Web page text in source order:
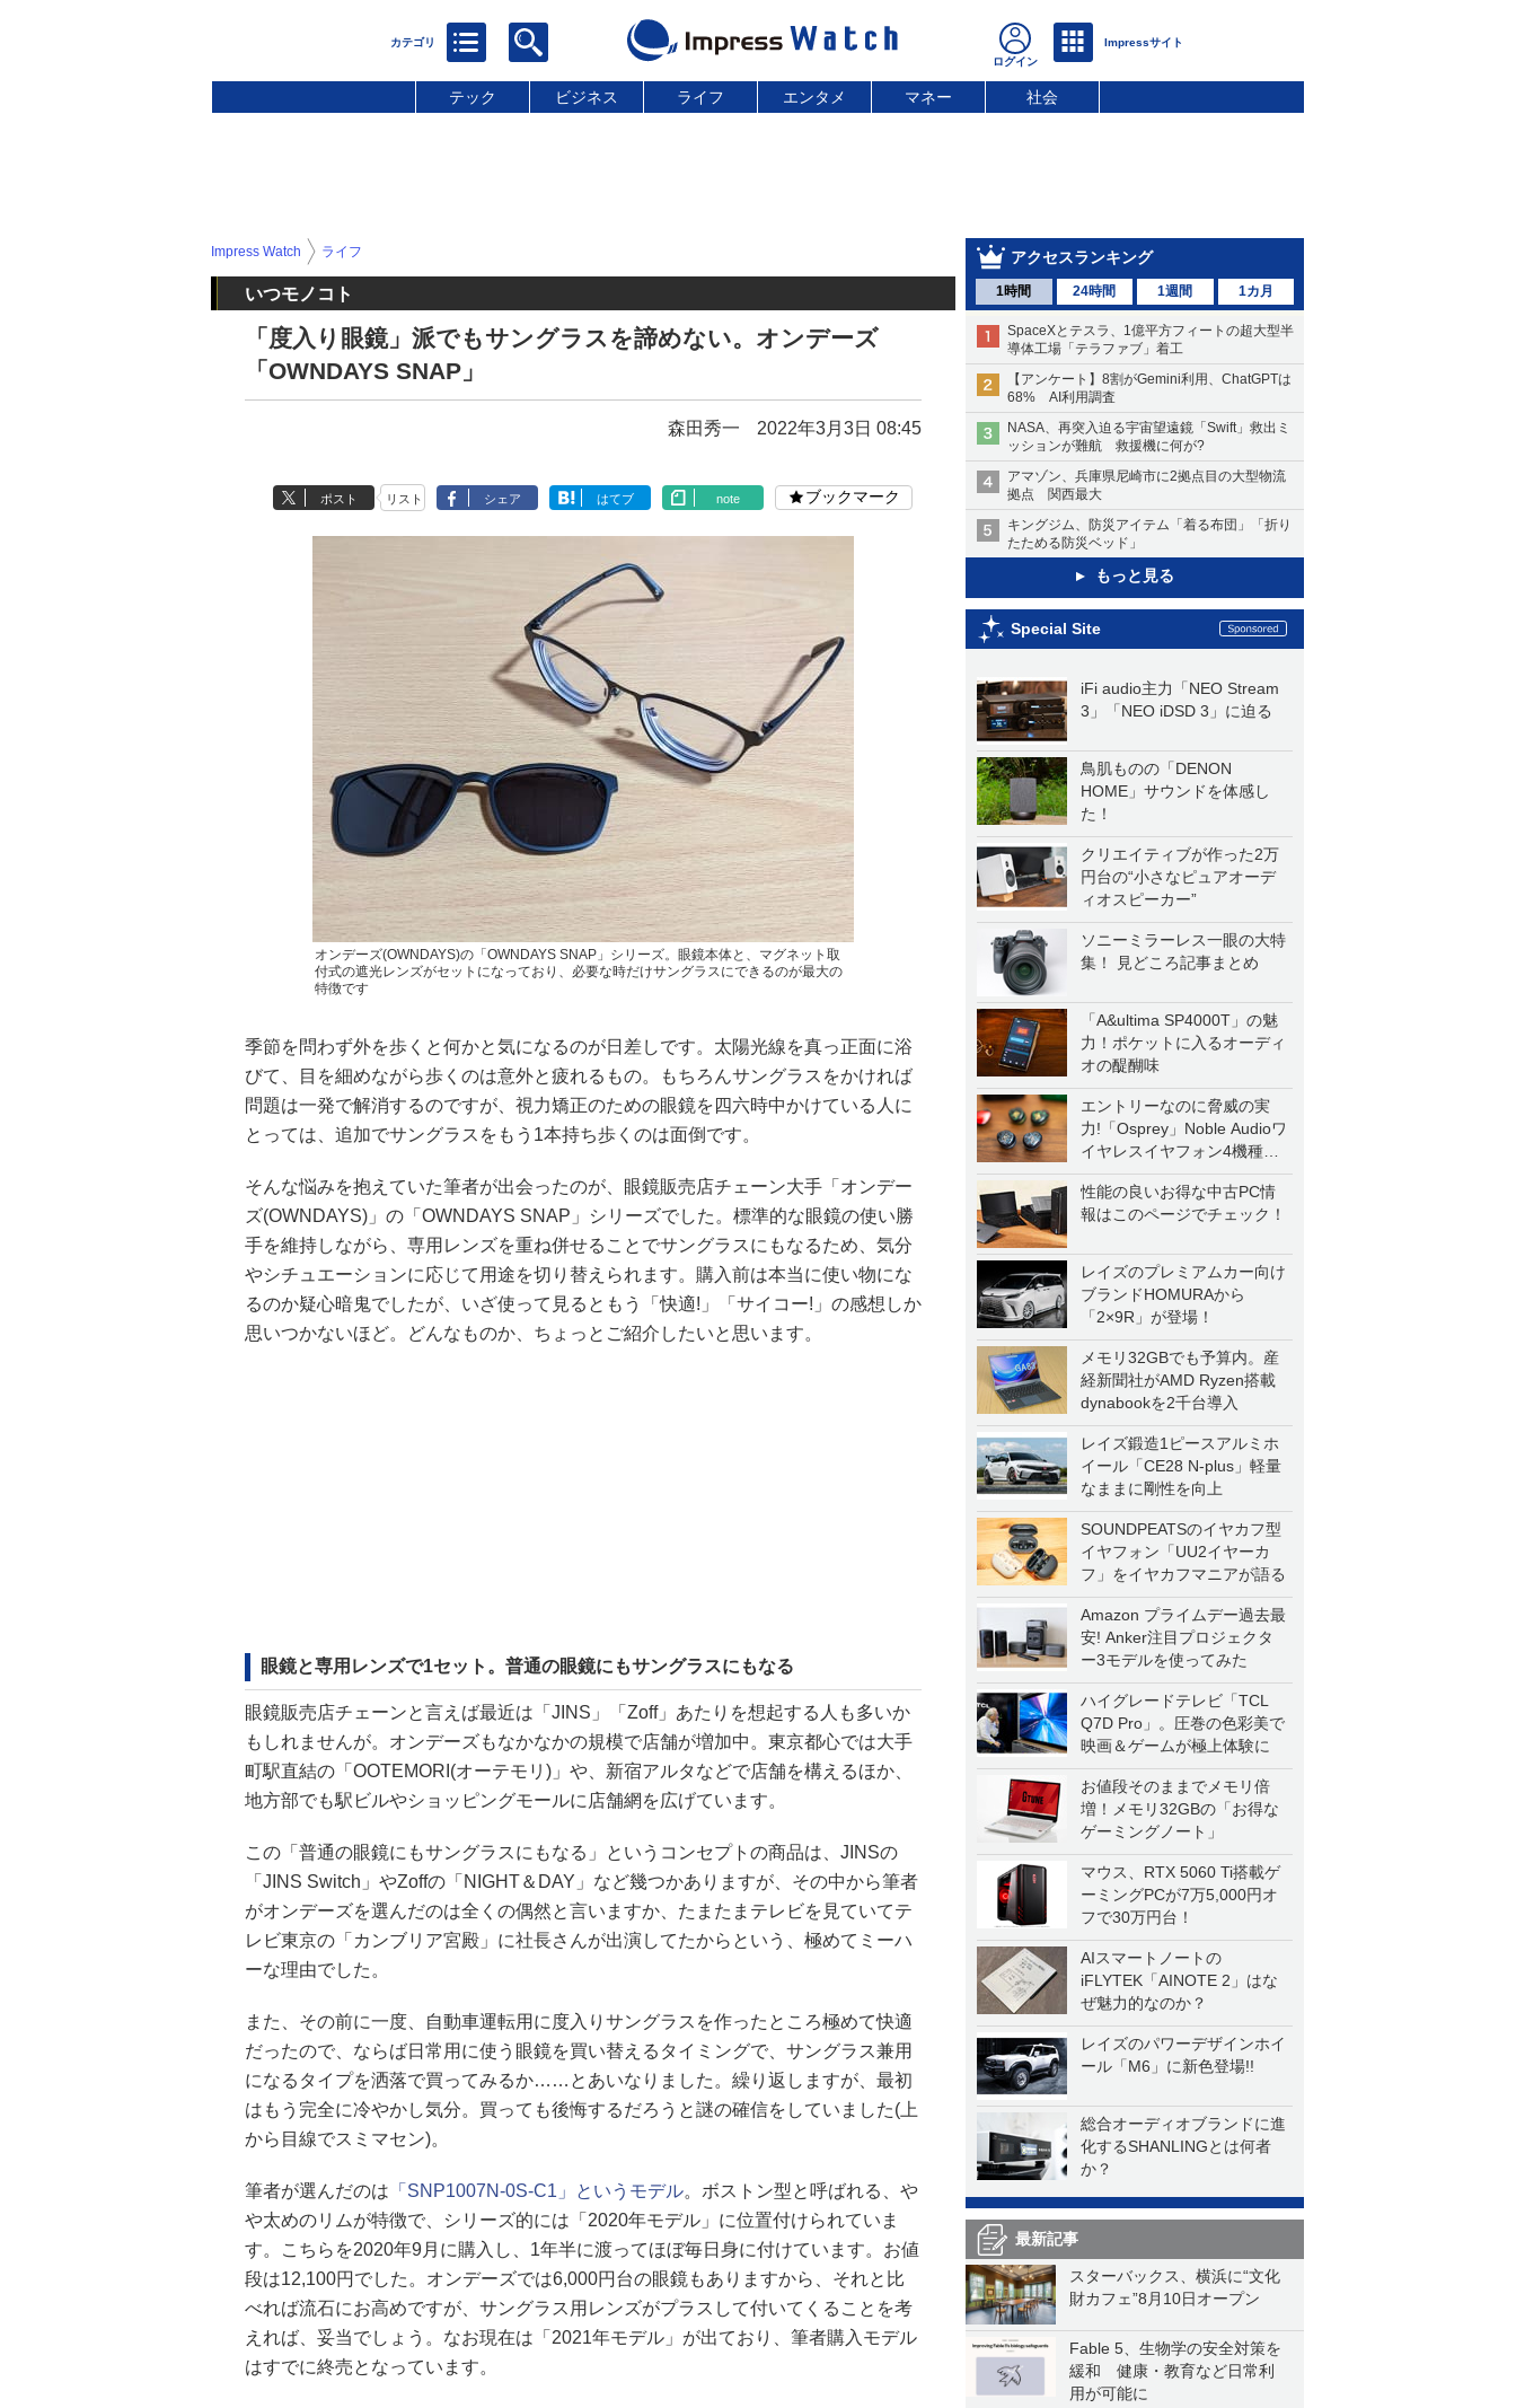
テック ビジネス ライフ エンタメ マネー 社会
アクセスランキング
1時間 24時間 1週間 1カ月
SpaceXとテスラ、1億平方フィートの超大型半
導体工場「テラファブ」着工
【アンケート】8割がGemini利用、ChatGPTは
68% AI利用調査
NASA、再突入迫る宇宙望遠鏡「Swift」救出ミ
ッションが難航 救援機に何が?
アマゾン、兵庫県尼崎市に2拠点目の大型物流
拠点 関西最大
キングジム、防災アイテム「着る布団」「折り
たためる防災ベッド」
もっと見る
Special Site
iFi audio主力「NEO Stream
3」「NEO iDSD 3」に迫る
鳥肌ものの「DENON
HOME」サウンドを体感し
た！
クリエイティブが作った2万
円台の“小さなピュアオーデ
ィオスピーカー”
ソニーミラーレス一眼の大特
集！ 見どころ記事まとめ
「A&ultima SP4000T」の魅
力！ポケットに入るオーディ
オの醍醐味
エントリーなのに脅威の実
力!「Osprey」Noble Audioワ
イヤレスイヤフォン4機種を
一気に聴く
性能の良いお得な中古PC情
報はこのページでチェック！
レイズのプレミアムカー向け
ブランドHOMURAから
「2×9R」が登場！
メモリ32GBでも予算内。産
経新聞社がAMD Ryzen搭載
dynabookを2千台導入
レイズ鍛造1ピースアルミホ
イール「CE28 N-plus」軽量
なままに剛性を向上
SOUNDPEATSのイヤカフ型
イヤフォン「UU2イヤーカ
フ」をイヤカフマニアが語る
Amazon プライムデー過去最
安! Anker注目プロジェクタ
ー3モデルを使ってみた
ハイグレードテレビ「TCL
Q7D Pro」。圧巻の色彩美で
映画＆ゲームが極上体験に
お値段そのままでメモリ倍
増！メモリ32GBの「お得な
ゲーミングノート」
マウス、RTX 5060 Ti搭載ゲ
ーミングPCが7万5,000円オ
フで30万円台！
AIスマートノートの
iFLYTEK「AINOTE 2」はな
ぜ魅力的なのか？
レイズのパワーデザインホイ
ール「M6」に新色登場!!
総合オーディオブランドに進
化するSHANLINGとは何者
か？
最新記事
スターバックス、横浜に“文化
財カフェ”8月10日オープン
Fable 5、生物学の安全対策を
緩和 健康・教育など日常利
用が可能に
Impress Watch ライフ
いつモノコト
「度入り眼鏡」派でもサングラスを諦めない。オンデーズ
「OWNDAYS SNAP」
森田秀一 2022年3月3日 08:45
ポスト リスト シェア はてブ note ブックマーク
オンデーズ(OWNDAYS)の「OWNDAYS SNAP」シリーズ。眼鏡本体と、マグネット取
付式の遮光レンズがセットになっており、必要な時だけサングラスにできるのが最大の
特徴です
季節を問わず外を歩くと何かと気になるのが日差しです。太陽光線を真っ正面に浴
びて、目を細めながら歩くのは意外と疲れるもの。もちろんサングラスをかければ
問題は一発で解消するのですが、視力矯正のための眼鏡を四六時中かけている人に
とっては、追加でサングラスをもう1本持ち歩くのは面倒です。
そんな悩みを抱えていた筆者が出会ったのが、眼鏡販売店チェーン大手「オンデー
ズ(OWNDAYS)」の「OWNDAYS SNAP」シリーズでした。標準的な眼鏡の使い勝
手を維持しながら、専用レンズを重ね併せることでサングラスにもなるため、気分
やシチュエーションに応じて用途を切り替えられます。購入前は本当に使い物にな
るのか疑心暗鬼でしたが、いざ使って見るともう「快適!」「サイコー!」の感想しか
思いつかないほど。どんなものか、ちょっとご紹介したいと思います。
眼鏡と専用レンズで1セット。普通の眼鏡にもサングラスにもなる
眼鏡販売店チェーンと言えば最近は「JINS」「Zoff」あたりを想起する人も多いか
もしれませんが。オンデーズもなかなかの規模で店舗が増加中。東京都心では大手
町駅直結の「OOTEMORI(オーテモリ)」や、新宿アルタなどで店舗を構えるほか、
地方部でも駅ビルやショッピングモールに店舗網を広げています。
この「普通の眼鏡にもサングラスにもなる」というコンセプトの商品は、JINSの
「JINS Switch」やZoffの「NIGHT＆DAY」など幾つかありますが、その中から筆者
がオンデーズを選んだのは全くの偶然と言いますか、たまたまテレビを見ていてテ
レビ東京の「カンブリア宮殿」に社長さんが出演してたからという、極めてミーハ
ーな理由でした。
また、その前に一度、自動車運転用に度入りサングラスを作ったところ極めて快適
だったので、ならば日常用に使う眼鏡を買い替えるタイミングで、サングラス兼用
になるタイプを洒落で買ってみるか……とあいなりました。繰り返しますが、最初
はもう完全に冷やかし気分。買っても後悔するだろうと謎の確信をしていました(上
から目線でスミマセン)。
筆者が選んだのは 「SNP1007N-0S-C1」というモデル。ボストン型と呼ばれる、や
や太めのリムが特徴で、シリーズ的には「2020年モデル」に位置付けられていま
す。こちらを2020年9月に購入し、1年半に渡ってほぼ毎日身に付けています。お値
段は12,100円でした。オンデーズでは6,000円台の眼鏡もありますから、それと比
べれば流石にお高めですが、サングラス用レンズがプラスして付いてくることを考
えれば、妥当でしょう。なお現在は「2021年モデル」が出ており、筆者購入モデル
はすでに終売となっています。